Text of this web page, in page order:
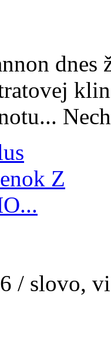
/ slovo,